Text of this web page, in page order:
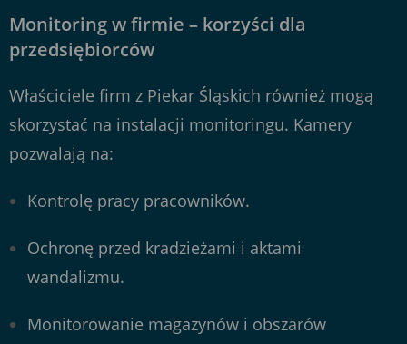
Monitoring w firmie – korzyści dla
przedsiębiorców
Właściciele firm z Piekar Śląskich również mogą
skorzystać na instalacji monitoringu. Kamery
pozwalają na:
Kontrolę pracy pracowników.
Ochronę przed kradzieżami i aktami
wandalizmu.
Monitorowanie magazynów i obszarów